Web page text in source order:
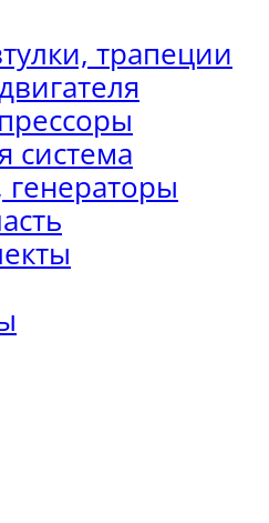
трапеции
система
генераторы